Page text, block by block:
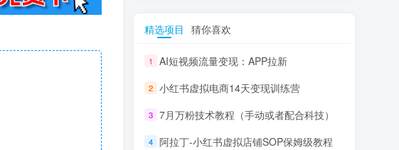
精选项目 猜你喜欢
1 AI短视频流量变现：APP拉新
2 小红书虚拟电商14天变现训练营
3 7月万粉技术教程（手动或者配合科技）
4 阿拉丁-小红书虚拟店铺SOP保姆级教程